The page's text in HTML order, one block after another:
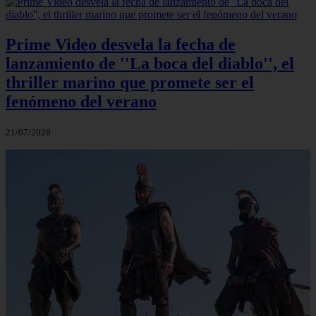
Prime Video desvela la fecha de
lanzamiento de ''La boca del diablo'', el
thriller marino que promete ser el
fenómeno del verano
21/07/2026